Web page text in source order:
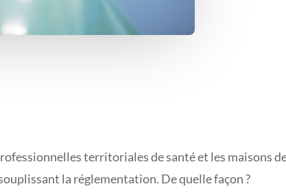
territoriales de santé et les maisons
la réglementation. De quelle façon ?